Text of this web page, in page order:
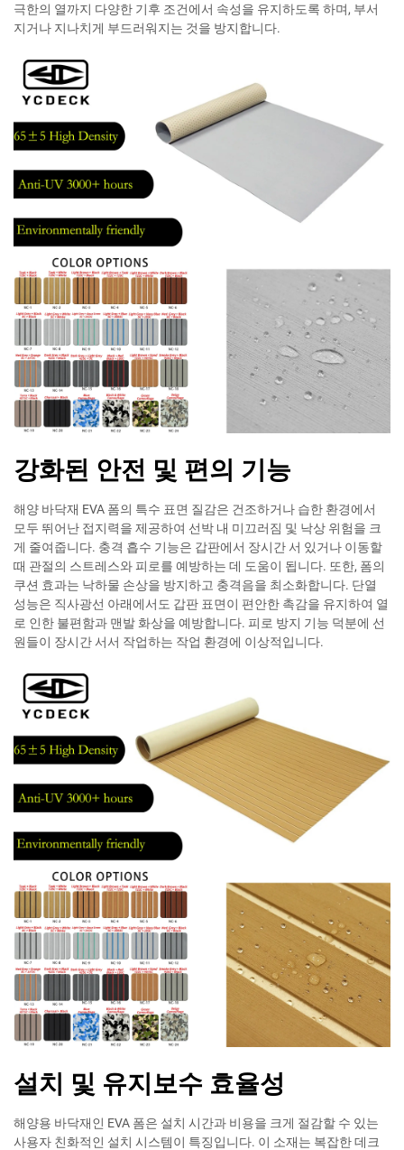
극한의 열까지 다양한 기후 조건에서 속성을 유지하도록 하며, 부서
지거나 지나치게 부드러워지는 것을 방지합니다.
강화된 안전 및 편의 기능
해양 바닥재 EVA 폼의 특수 표면 질감은 건조하거나 습한 환경에서
모두 뛰어난 접지력을 제공하여 선박 내 미끄러짐 및 낙상 위험을 크
게 줄여줍니다. 충격 흡수 기능은 갑판에서 장시간 서 있거나 이동할
때 관절의 스트레스와 피로를 예방하는 데 도움이 됩니다. 또한, 폼의
쿠션 효과는 낙하물 손상을 방지하고 충격음을 최소화합니다. 단열
성능은 직사광선 아래에서도 갑판 표면이 편안한 촉감을 유지하여 열
로 인한 불편함과 맨발 화상을 예방합니다. 피로 방지 기능 덕분에 선
원들이 장시간 서서 작업하는 작업 환경에 이상적입니다.
설치 및 유지보수 효율성
해양용 바닥재인 EVA 폼은 설치 시간과 비용을 크게 절감할 수 있는
사용자 친화적인 설치 시스템이 특징입니다. 이 소재는 복잡한 데크